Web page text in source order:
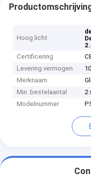
Hoog licht
Certificering
Levering vermogen
Merknaam
Min. bestelaantal
2
Modelnummer